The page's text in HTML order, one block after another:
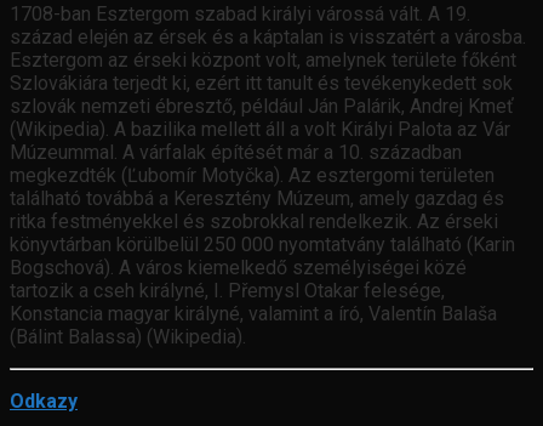
1708-ban Esztergom szabad királyi várossá vált. A 19.
század elején az érsek és a káptalan is visszatért a városba.
Esztergom az érseki központ volt, amelynek területe főként
Szlovákiára terjedt ki, ezért itt tanult és tevékenykedett sok
szlovák nemzeti ébresztő, például Ján Palárik, Andrej Kmeť
(Wikipedia). A bazilika mellett áll a volt Királyi Palota az Vár
Múzeummal. A várfalak építését már a 10. században
megkezdték (Ľubomír Motyčka). Az esztergomi területen
található továbbá a Keresztény Múzeum, amely gazdag és
ritka festményekkel és szobrokkal rendelkezik. Az érseki
könyvtárban körülbelül 250 000 nyomtatvány található (Karin
Bogschová). A város kiemelkedő személyiségei közé
tartozik a cseh királyné, I. Přemysl Otakar felesége,
Konstancia magyar királyné, valamint a író, Valentín Balaša
(Bálint Balassa) (Wikipedia).
Odkazy